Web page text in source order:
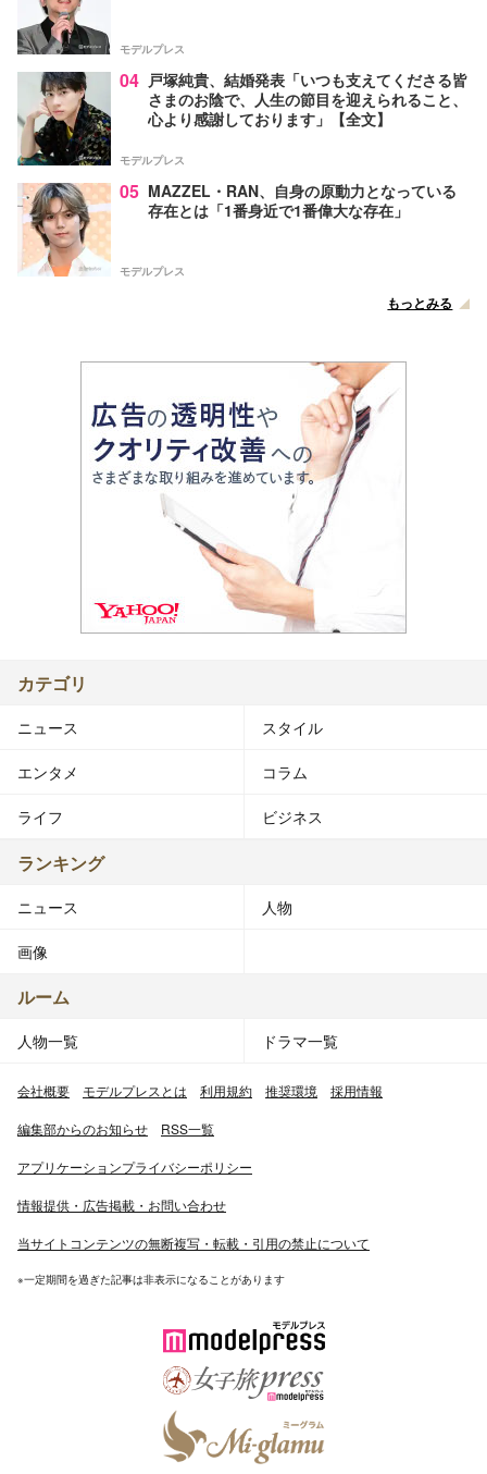
モデルプレス
04 戸塚純貴、結婚発表「いつも支えてくださる皆
さまのお陰で、人生の節目を迎えられること、
心より感謝しております」【全文】
モデルプレス
05 MAZZEL・RAN、自身の原動力となっている
存在とは「1番身近で1番偉大な存在」
モデルプレス
もっとみる
カテゴリ
ニュース スタイル
エンタメ コラム
ライフ ビジネス
ランキング
ニュース 人物
画像
ルーム
人物一覧 ドラマ一覧
会社概要 モデルプレスとは 利用規約 推奨環境 採用情報
編集部からのお知らせ RSS一覧
アプリケーションプライバシーポリシー
情報提供・広告掲載・お問い合わせ
当サイトコンテンツの無断複写・転載・引用の禁止について
※一定期間を過ぎた記事は非表示になることがあります